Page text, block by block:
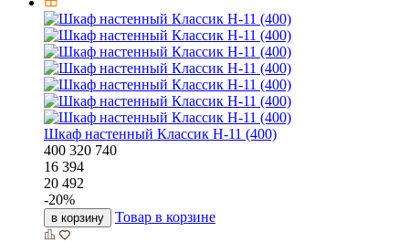
Шкаф настенный Классик Н-11 (400)
400 320 740
16 394
20 492
-20%
в корзину Товар в корзине